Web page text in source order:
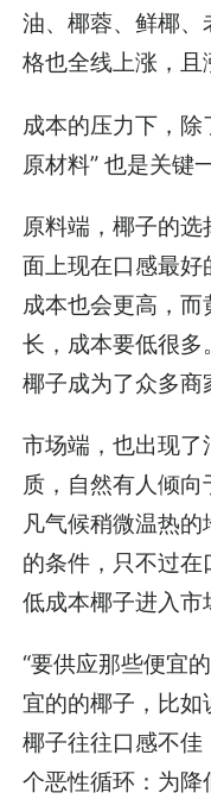
油、椰蓉、鲜椰
格也全线上涨，且
成本的压力下，
原材料” 也是关键
原料端，椰子的
面上现在口感最好
成本也会更高，
长，成本要低很多
椰子成为了众多商
市场端，也出现
质，自然有人倾向
凡气候稍微温热
的条件，只不过在
低成本椰子进入市
“要供应那些便宜
宜的的椰子，比如
椰子往往口感不
个恶性循环：为